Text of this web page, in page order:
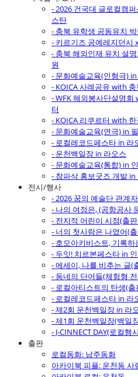
- 2026 건국대 글로컬캠
스탄
- 충북 유학생 공동유치
- 키르기즈 공예레지던시
- 충북 해외인재 유치 설
원
- 문화예술교육(인형극)
- KOICA 사례공유 with
- WFK 해외봉사단설명
터
- KOICA 리쿠르터 with
- 문화예술교육(연극) in
- 로컬레코드페스타 in 라
- 운천백일장 in 라오스
- 문화예술교육(통합) in
- 참파삭 홍보굿즈 개발 in
전시/행사
- 2026 꿈의 예술단 관계
- 나의 여정은, (공항공사
- 전지적 어린이 시점(출
- 너의 첫사랑은 나였어(
- 호모아키비스트, 기록
- 두잇! 치르본페스타 in
- 에세이, 나를 비추는 글(
- 동네의 단어들(체험형
- 로컬아티스트의 탄생(
- 로컬레코드페스타 in 라
- 제2회 운천백일장 in 라
- 제1회 운천백일장(백일
- J-CINNECT DAY(로컬행
출판
로컬동화: 남주동화
아카이북 피플: 운천동 사